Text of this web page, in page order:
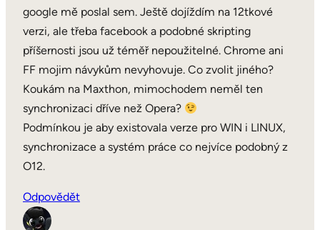
google mě poslal sem. Ještě dojíždím na 12tkové
verzi, ale třeba facebook a podobné skripting
příšernosti jsou už téměř nepoužitelné. Chrome ani
FF mojim návykům nevyhovuje. Co zvolit jiného?
Koukám na Maxthon, mimochodem neměl ten
synchronizaci dříve než Opera?
Podmínkou je aby existovala verze pro WIN i LINUX,
synchronizace a systém práce co nejvíce podobný z
O12.
Odpovědět